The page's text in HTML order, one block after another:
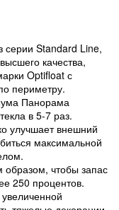
Standard Line,
качества,
Optifloat с
периметру.
Панорама
в 5-7 раз.
улучшает внешний
максимальной
образом, чтобы запас
250 процентов.